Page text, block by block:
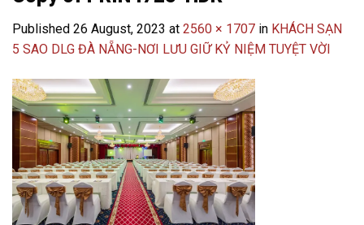
Published 26 August, 2023 at 2560 × 1707 in KHÁCH SẠN
5 SAO DLG ĐÀ NẴNG-NƠI LƯU GIỮ KỶ NIỆM TUYỆT VỜI